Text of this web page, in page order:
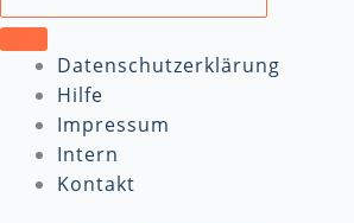
Datenschutzerklärung
Hilfe
Impressum
Intern
Kontakt